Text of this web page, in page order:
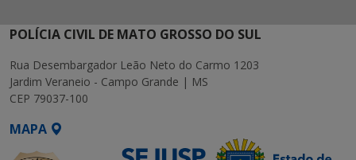
POLÍCIA CIVIL DE MATO GROSSO DO SUL
Rua Desembargador Leão Neto do Carmo 1203
Jardim Veraneio - Campo Grande | MS
CEP 79037-100
MAPA